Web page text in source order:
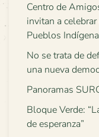
Centro de
invitan a
Pueblos
No se trata de
una nueva
Panoramas
Bloque Verde:
de esperanza”